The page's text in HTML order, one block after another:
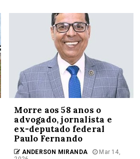
Morre aos 58 anos o
advogado, jornalista e
ex-deputado federal
Paulo Fernando
ANDERSON MIRANDA
Mar 14,